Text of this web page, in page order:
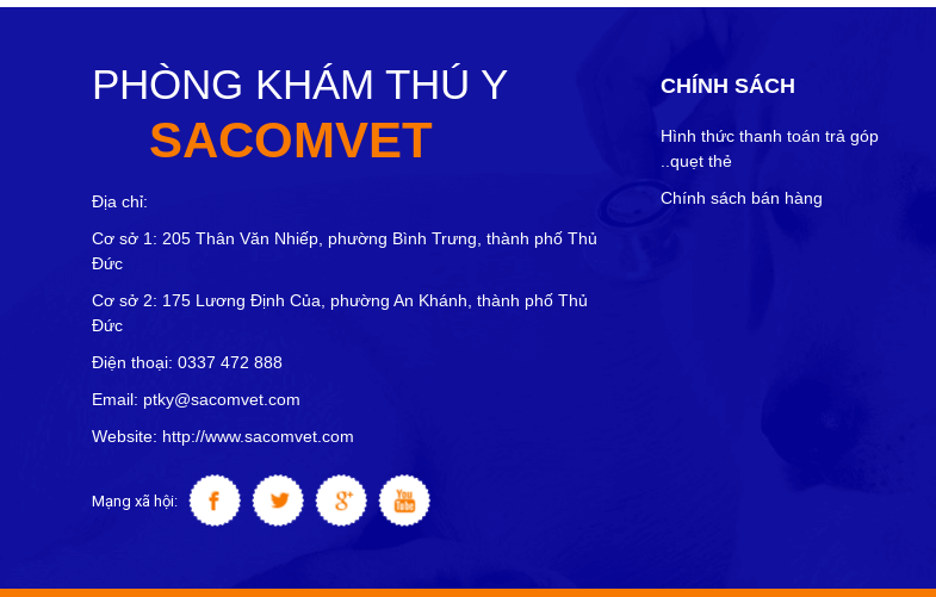
PHÒNG KHÁM THÚ Y
SACOMVET
Địa chỉ:
Cơ sở 1: 205 Thân Văn Nhiếp, phường Bình Trưng, thành phố Thủ
Đức
Cơ sở 2: 175 Lương Định Của, phường An Khánh, thành phố Thủ
Đức
Điện thoại: 0337 472 888
Email: ptky@sacomvet.com
Website: http://www.sacomvet.com
Mạng xã hội:
CHÍNH SÁCH
Hình thức thanh toán trả góp
..quẹt thẻ
Chính sách bán hàng